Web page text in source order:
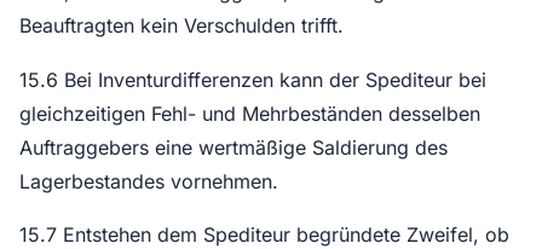
Beauftragten kein Verschulden trifft.
15.6 Bei Inventurdifferenzen kann der Spediteur bei
gleichzeitigen Fehl- und Mehrbeständen desselben
Auftraggebers eine wertmäßige Saldierung des
Lagerbestandes vornehmen.
15.7 Entstehen dem Spediteur begründete Zweifel, ob